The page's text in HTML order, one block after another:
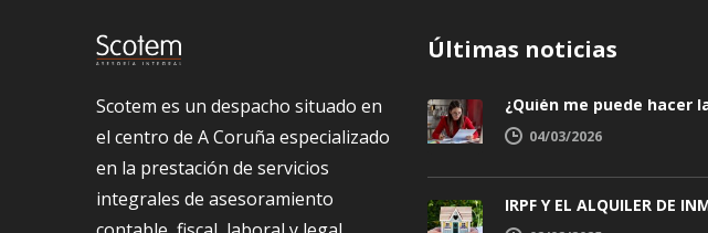
Scotem es un despacho situado en
el centro de A Coruña especializado
en la prestación de servicios
integrales de asesoramiento
Últimas noticias
04/03/2026